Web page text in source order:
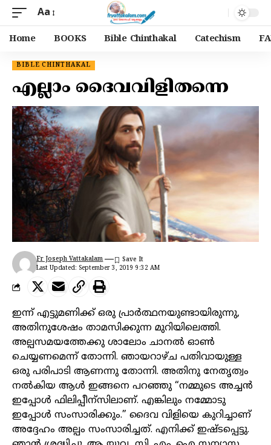
Aa
Home BOOKS Bible Chinthakal Catechism
BIBLE CHINTHAKAL
എല്ലാം ദൈവവിളിതന്നെ
Last Updated: September 3, 2019 9:32 AM
Fr Joseph Vattakalam
ഇന്ന് എട്ടുമണിക്ക് ഒരു പ്രാർത്ഥനയുണ്ടായിരുന്നു,
അതിനുശേഷം താമസിക്കുന്ന മുറിയിലെത്തി.
അല്പസമയത്തേക്കു ശാലോം ചാനൽ ഓൺ
ചെയ്യണമെന്ന് തോന്നി. ഞായറാഴ്ച പതിവായുള്ള
ഒരു പരിപാടി ആണന്നു തോന്നി. അതിനു നേതൃത്വം
നൽകിയ ആൾ ഇങ്ങനെ പറഞ്ഞു “നമ്മുടെ അച്ചൻ
ഇപ്പോൾ ഫിലിപ്പീന്സിലാണ്. എങ്കിലും നമ്മോടു
ഇപ്പോൾ സംസാരിക്കും.” ദൈവ വിളിയെ കുറിച്ചാണ്
അദ്ദേഹം അല്പം സംസാരിച്ചത്. എനിക്ക് ഇഷ്ടപ്പെട്ടു.